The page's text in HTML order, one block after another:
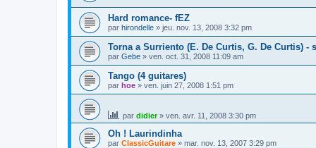
Hard romance- fEZ
par hirondelle » jeu. nov. 13, 2008 3:32 pm
Torna a Surriento (E. De Curtis, G. De Curtis) -
par Gebe » ven. oct. 31, 2008 11:09 am
Tango (4 guitares)
par hoe » ven. juin 27, 2008 1:51 pm
par didier» ven. avr. 11, 2008 3:30 pm
Oh ! Laurindinha
par ClassicGuitare » mar. nov. 13, 2007 3:29 pm